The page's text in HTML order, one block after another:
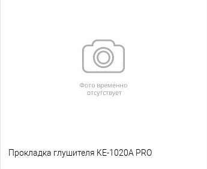
Прокладка глушителя KE-1020A PRO